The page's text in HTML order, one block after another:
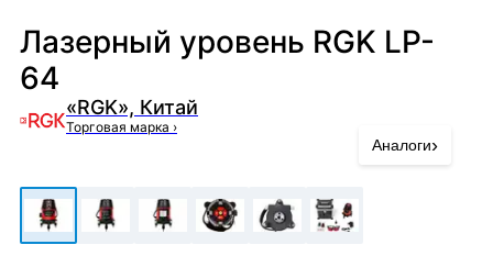
Лазерный уровень RGK LP-
64
«RGK», Китай
Торговая марка ›
Аналоги›